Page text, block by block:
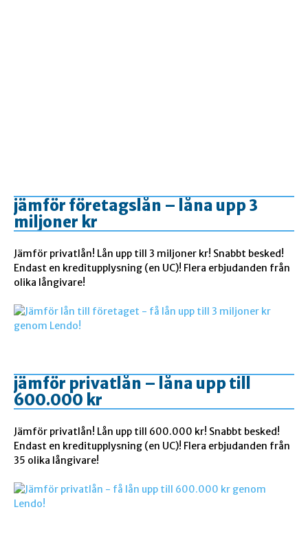
jämför företagslån – låna upp 3
miljoner kr
Jämför privatlån! Lån upp till 3 miljoner kr! Snabbt besked!
Endast en kreditupplysning (en UC)! Flera erbjudanden från
olika långivare!
jämför privatlån – låna upp till
600.000 kr
Jämför privatlån! Lån upp till 600.000 kr! Snabbt besked!
Endast en kreditupplysning (en UC)! Flera erbjudanden från
35 olika långivare!